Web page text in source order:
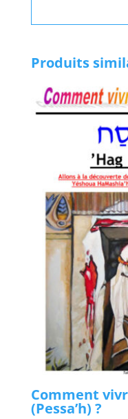
Produits
Comment
(Pessa’h) ?